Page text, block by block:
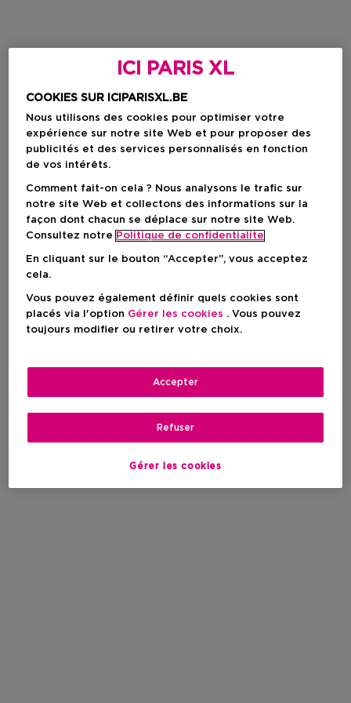
ICI PARIS XL
COOKIES SUR ICIPARISXL.BE
Nous utilisons des cookies pour optimiser votre
expérience sur notre site Web et pour proposer des
publicités et des services personnalisés en fonction
de vos intérêts.
Comment fait-on cela ? Nous analysons le trafic sur
notre site Web et collectons des informations sur la
façon dont chacun se déplace sur notre site Web.
Consultez notre Politique de confidentialite
En cliquant sur le bouton “Accepter”, vous acceptez
cela.
Vous pouvez également définir quels cookies sont
placés via l'option Gérer les cookies . Vous pouvez
toujours modifier ou retirer votre choix.
Gérer les cookies
Refuser
Accepter